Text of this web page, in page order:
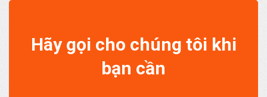
Hãy gọi cho chúng tôi khi
bạn cần